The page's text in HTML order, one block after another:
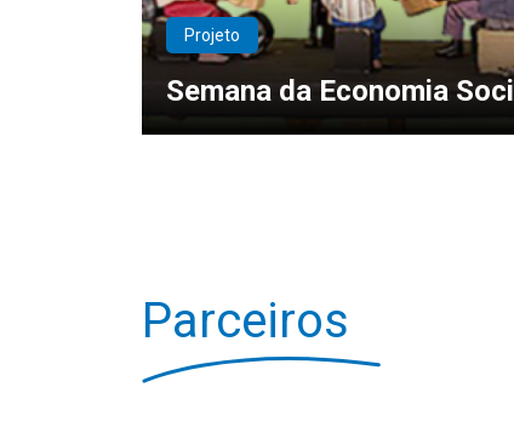
Projeto
Semana da Economia
Parceiros